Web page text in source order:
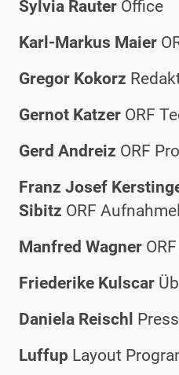
Sylvia Rauter Office
Karl-Markus Maier
Gregor Kokorz
Gernot Katzer ORF
Gerd Andreiz ORF
Franz Josef
Sibitz ORF
Manfred Wagner
Friederike Kulscar
Daniela Reischl
Luffup Layout